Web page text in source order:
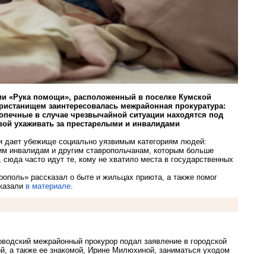
«Рука помощи», расположенный в поселке Кумской
заинтересовалась межрайонная прокуратура:
в случае чрезвычайной ситуации находятся под
ухаживать за престарелыми и инвалидами
дает убежище социально уязвимым категориям людей:
инвалидам и другим ставропольчанам, которым больше
часто идут те, кому не хватило места в государственных
рассказал о быте и жильцах приюта, а также помог
в материале
межрайонный прокурор подал заявление в городской
а также ее знакомой, Ирине Милюхиной, заниматься уходом